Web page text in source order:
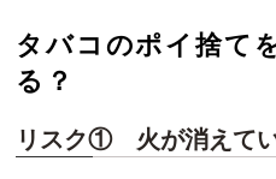
タバコのポイ捨て
る？
リスク① 火が消えて